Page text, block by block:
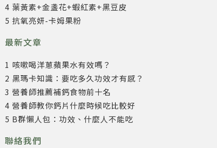
4 葉黃素+金盞花+蝦紅素+黑豆皮
5 抗氧亮妍-卡姆果粉
最新文章
1 咳嗽喝洋蔥蘋果水有效嗎？
2 黑瑪卡知識：要吃多久功效才有感？
3 營養師推薦補鈣食物前十名
4 營養師教你鈣片什麼時候吃比較好
5 B群懶人包：功效、什麼人不能吃
聯絡我們